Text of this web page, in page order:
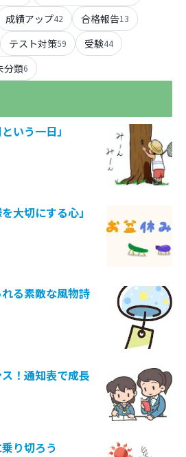
成績アップ42 合格報告13
テスト対策59 受験44
分類6
いう一日」
大切にする心」
る素敵な風物詩
！通知表で成長
り切ろう